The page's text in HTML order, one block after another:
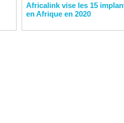
Africalink vise les 15
en Afrique en 2020